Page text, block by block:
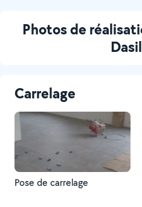
Photos de
Carrelage
Pose de carrelage